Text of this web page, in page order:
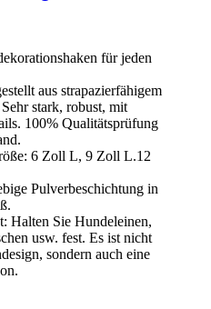
für jeden
aus strapazierfähigem
stark, robust, mit
100% Qualitätsprüfung
6 Zoll L, 9 Zoll L.12
Pulverbeschichtung in
Halten Sie Hundeleinen,
usw. fest. Es ist nicht
sondern auch eine